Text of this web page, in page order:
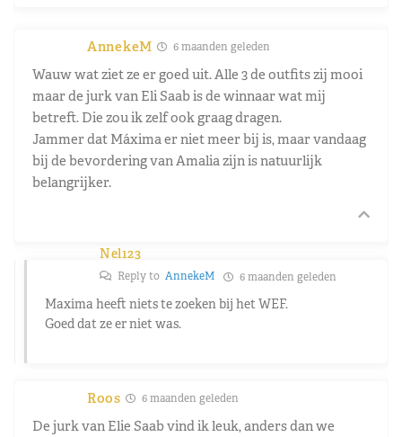
AnnekeM 6 maanden geleden
Wauw wat ziet ze er goed uit. Alle 3 de outfits zij mooi
maar de jurk van Eli Saab is de winnaar wat mij
betreft. Die zou ik zelf ook graag dragen.
Jammer dat Máxima er niet meer bij is, maar vandaag
bij de bevordering van Amalia zijn is natuurlijk
belangrijker.
Nel123
Reply to AnnekeM 6 maanden geleden
Maxima heeft niets te zoeken bij het WEF.
Goed dat ze er niet was.
Roos 6 maanden geleden
De jurk van Elie Saab vind ik leuk, anders dan we